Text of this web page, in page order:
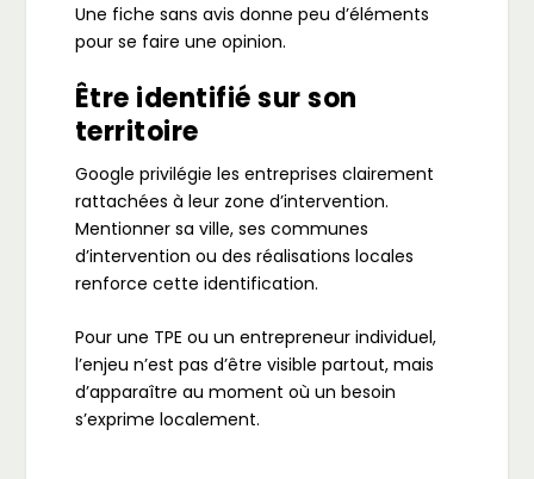
Une fiche sans avis donne peu d’éléments
pour se faire une opinion.
Être identifié sur son
territoire
Google privilégie les entreprises clairement
rattachées à leur zone d’intervention.
Mentionner sa ville, ses communes
d’intervention ou des réalisations locales
renforce cette identification.
Pour une TPE ou un entrepreneur individuel,
l’enjeu n’est pas d’être visible partout, mais
d’apparaître au moment où un besoin
s’exprime localement.